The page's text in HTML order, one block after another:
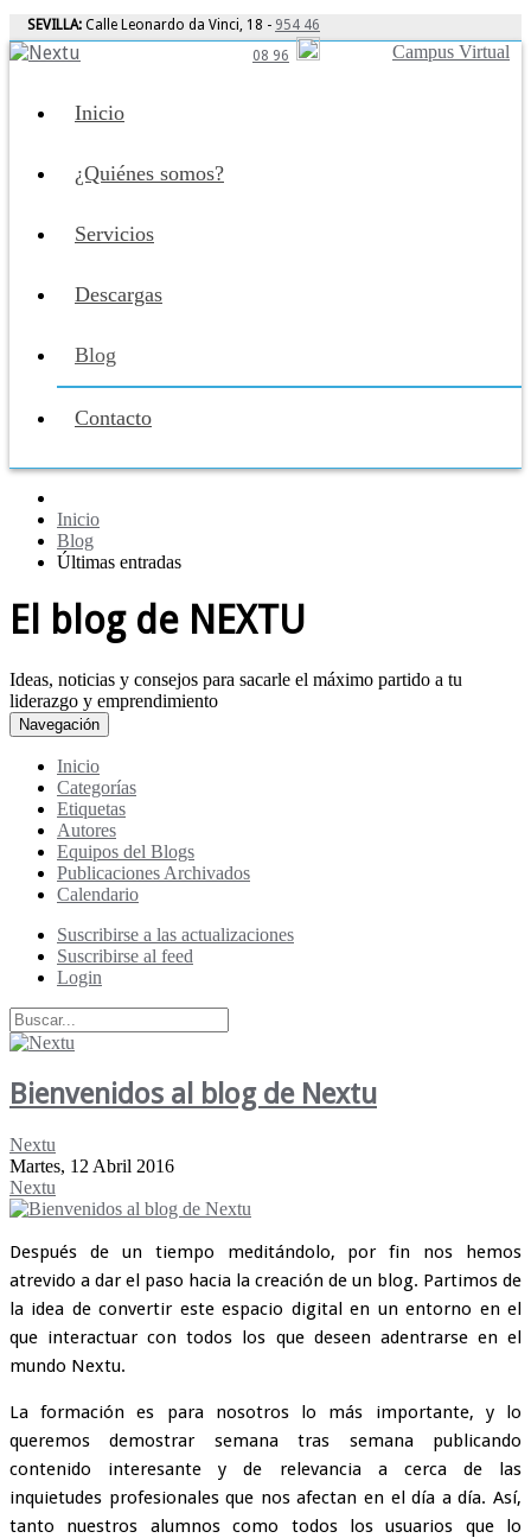
SEVILLA: Calle Leonardo da Vinci, 18 - 954 46
08 96
Campus Virtual
Inicio
¿Quiénes somos?
Servicios
Descargas
Blog
Contacto
Inicio
Blog
Últimas entradas
El blog de NEXTU
Ideas, noticias y consejos para sacarle el máximo partido a tu
liderazgo y emprendimiento
Navegación
Inicio
Categorías
Etiquetas
Autores
Equipos del Blogs
Publicaciones Archivados
Calendario
Suscribirse a las actualizaciones
Suscribirse al feed
Login
Bienvenidos al blog de Nextu
Nextu
Martes, 12 Abril 2016
Nextu
Después de un tiempo meditándolo, por fin nos hemos
atrevido a dar el paso hacia la creación de un blog. Partimos de
la idea de convertir este espacio digital en un entorno en el
que interactuar con todos los que deseen adentrarse en el
mundo Nextu.
La formación es para nosotros lo más importante, y lo
queremos demostrar semana tras semana publicando
contenido interesante y de relevancia a cerca de las
inquietudes profesionales que nos afectan en el día a día. Así,
tanto nuestros alumnos como todos los usuarios que lo